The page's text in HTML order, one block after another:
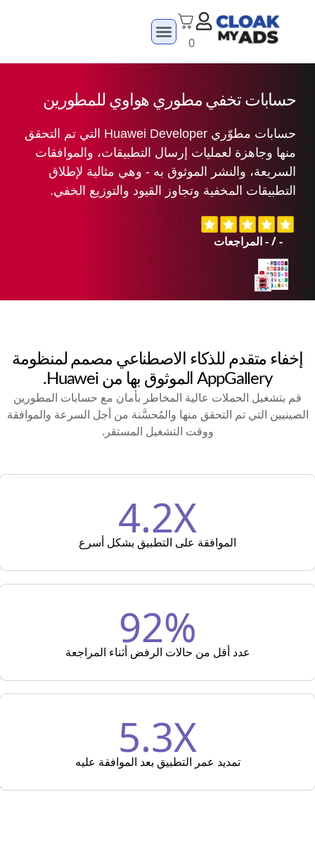
0
حسابات تخفي مطوري هواوي للمطورين
حسابات مطوّري Huawei Developer التي تم التحقق
منها وجاهزة لعمليات إرسال التطبيقات، والموافقات
السريعة، والنشر الموثوق به - وهي مثالية لإطلاق
التطبيقات المخفية وتجاوز القيود والتوزيع الخفي.
-
/
-المراجعات
إخفاء متقدم للذكاء الاصطناعي مصمم لمنظومة
AppGallery الموثوق بها من Huawei.
قم بتشغيل الحملات عالية المخاطر بأمان مع حسابات المطورين
الصينيين التي تم التحقق منها والمُحسَّنة من أجل السرعة والموافقة
ووقت التشغيل المستقر.
4.2X
الموافقة على التطبيق بشكل أسرع
92%
عدد أقل من حالات الرفض أثناء المراجعة
5.3X
تمديد عمر التطبيق بعد الموافقة عليه